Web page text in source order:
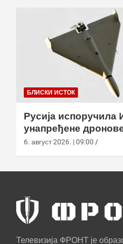
БЛИСКИ ИСТОК
Русија испоручила
унапређене
усред удара на
6. август 2026. | 09:00
Телевизија ФРОНТ је